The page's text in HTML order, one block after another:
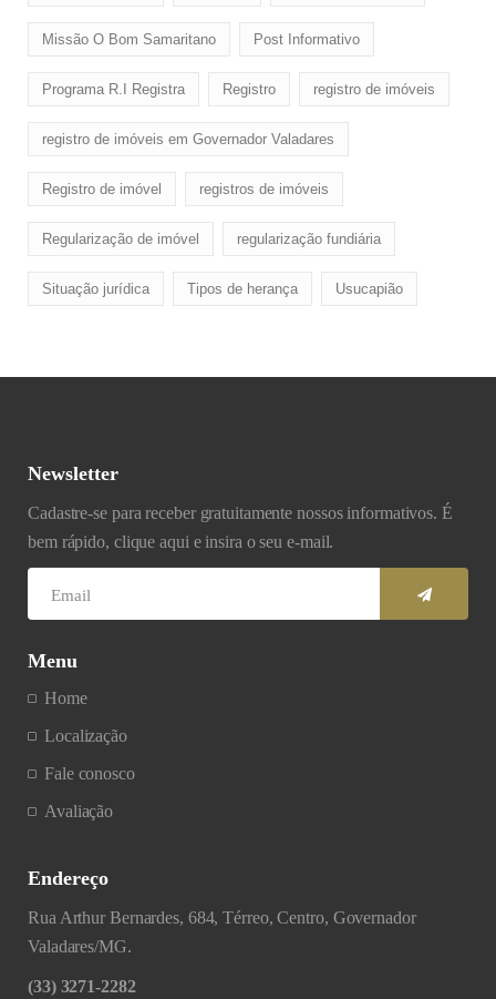
Missão O Bom Samaritano Post Informativo
Programa R.I Registra Registro registro de imóveis
registro de imóveis em Governador Valadares
Registro de imóvel registros de imóveis
Regularização de imóvel regularização fundiária
Situação jurídica Tipos de herança Usucapião
Newsletter
Cadastre-se para receber gratuitamente nossos informativos. É
bem rápido, clique aqui e insira o seu e-mail.
Menu
Home
Localização
Fale conosco
Avaliação
Endereço
Rua Arthur Bernardes, 684, Térreo, Centro, Governador
Valadares/MG.
(33) 3271-2282